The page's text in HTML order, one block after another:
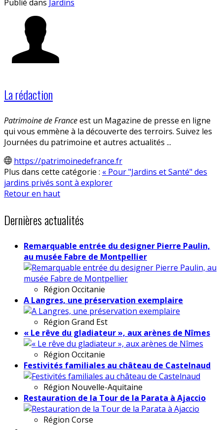
Publié dans Jardins
La rédaction
Patrimoine de Franceest un Magazine de presse en ligne
qui vous emmène à la découverte des terroirs. Suivez les
Journées du patrimoine et autres actualités ...
https://patrimoinedefrance.fr
Plus dans cette catégorie : « Pour "Jardins et Santé" des
jardins privés sont à explorer
Retour en haut
Dernières actualités
Remarquable entrée du designer Pierre Paulin,
au musée Fabre de Montpellier
Région Occitanie
A Langres, une préservation exemplaire
Région Grand Est
« Le rêve du gladiateur », aux arènes de Nîmes
Région Occitanie
Festivités familiales au château de Castelnaud
Région Nouvelle-Aquitaine
Restauration de la Tour de la Parata à Ajaccio
Région Corse